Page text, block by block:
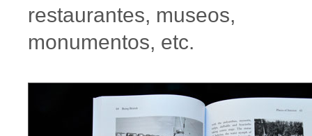
restaurantes, museos,
monumentos, etc.